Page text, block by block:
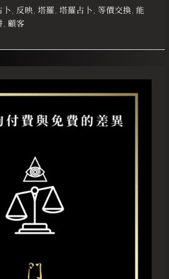
卜, 反映,塔羅,塔羅占卜, 等價交換, 能
, 顧客